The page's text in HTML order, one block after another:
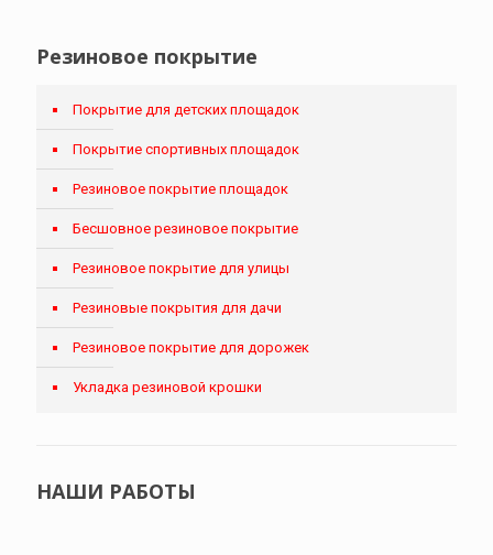
Резиновое покрытие
Покрытие для детских площадок
Покрытие спортивных площадок
Резиновое покрытие площадок
Бесшовное резиновое покрытие
Резиновое покрытие для улицы
Резиновые покрытия для дачи
Резиновое покрытие для дорожек
Укладка резиновой крошки
НАШИ РАБОТЫ